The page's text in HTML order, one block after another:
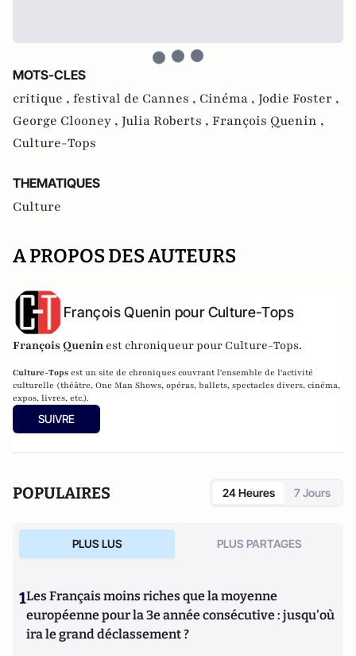
MOTS-CLES
critique , festival de Cannes , Cinéma , Jodie Foster ,
George Clooney , Julia Roberts , François Quenin ,
Culture-Tops
THEMATIQUES
Culture
A PROPOS DES AUTEURS
François Quenin pour Culture-Tops
François Quenin est chroniqueur pour Culture-Tops.
Culture-Tops est un site de chroniques couvrant l'ensemble de l'activité
culturelle (théâtre, One Man Shows, opéras, ballets, spectacles divers, cinéma,
expos, livres, etc.).
SUIVRE
POPULAIRES 24 Heures 7 Jours
PLUS LUS PLUS PARTAGES
1Les Français moins riches que la moyenne
européenne pour la 3e année consécutive : jusqu'où
ira le grand déclassement ?